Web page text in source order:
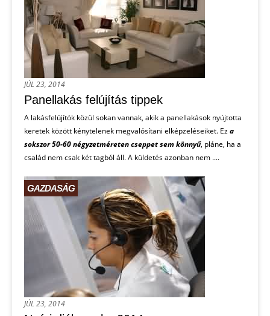
JÚL 23, 2014
Panellakás felújítás tippek
A lakásfelújítók közül sokan vannak, akik a panellakások nyújtotta
keretek között kénytelenek megvalósítani elképzeléseiket. Eza
sokszor 50-60 négyzetméreten cseppet sem könnyű, pláne, ha a
család nem csak két tagból áll. A küldetés azonban nem ....
GAZDASÁG
JÚL 23, 2014